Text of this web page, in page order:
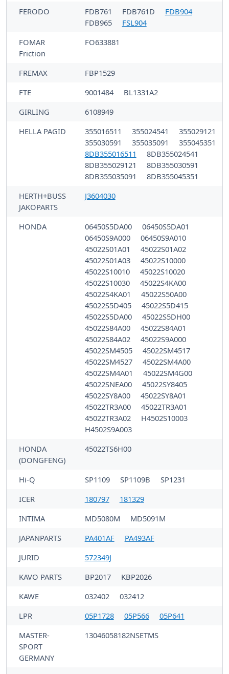
FERODO
FDB761 FDB761D
FDB904
FDB965
FSL904
FOMAR
Friction
FO633881
FREMAX
FBP1529
FTE
9001484
BL1331A2
GIRLING
6108949
HELLA PAGID
355016511 355024541
355029121
355030591
355035091
355045351
8DB355016511
8DB355024541
8DB355029121
8DB355030591
8DB355035091
8DB355045351
HERTH+BUSS
JAKOPARTS
J3604030
HONDA 06450S5DA00
06450S5DA01
06450S9A000
06450S9A010
45022S01A01
45022S01A02
45022S01A03
45022S10000
45022S10010
45022S10020
45022S10030
45022S4KA00
45022S4KA01
45022S50A00
45022S5D405
45022S5D415
45022S5DA00
45022S5DH00
45022S84A00
45022S84A01
45022S84A02
45022S9A000
45022SM4505
45022SM4517
45022SM4527
45022SM4A00
45022SM4A01
45022SM4G00
45022SNEA00
45022SY8405
45022SY8A00
45022SY8A01
45022TR3A00
45022TR3A01
45022TR3A02
H4502S10003
H4502S9A003
HONDA
(DONGFENG)
45022TS6H00
Hi-Q SP1109 SP1109B
SP1231
ICER
180797
181329
INTIMA
MD5080M
MD5091M
JAPANPARTS
PA401AF
PA493AF
JURID
572349J
KAVO PARTS
BP2017
KBP2026
KAWE
032402
032412
LPR
05P1728 05P566
05P641
MASTER-
SPORT
GERMANY
13046058182NSETMS